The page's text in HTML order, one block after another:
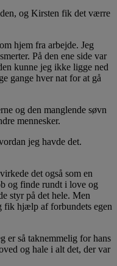
og Kirsten fik det værre
hjem fra arbejde. Jeg
På den ene side var
kunne jeg ikke ligge ned
gange hver nat for at gå
og den manglende søvn
mennesker.
jeg havde det.
det også som en
og finde rundt i love og
styr på det hele. Men
fik hjælp af forbundets egen
er så taknemmelig for hans
og hale i alt det, der var